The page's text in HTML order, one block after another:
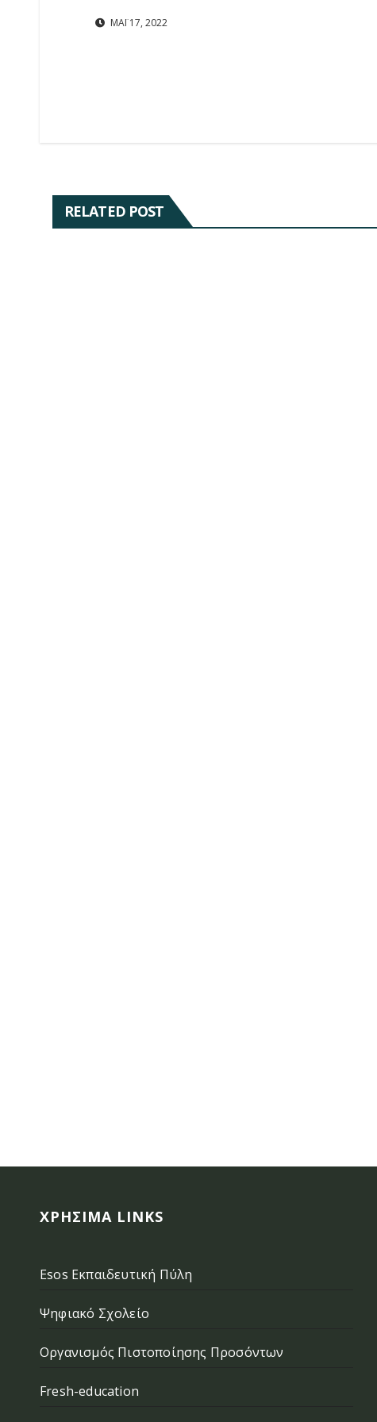
ΜΆΙ 17, 2022
RELATED POST
ΧΡΉΣΙΜΑ LINKS
Esos Εκπαιδευτική Πύλη
Ψηφιακό Σχολείο
Οργανισμός Πιστοποίησης Προσόντων
Fresh-education